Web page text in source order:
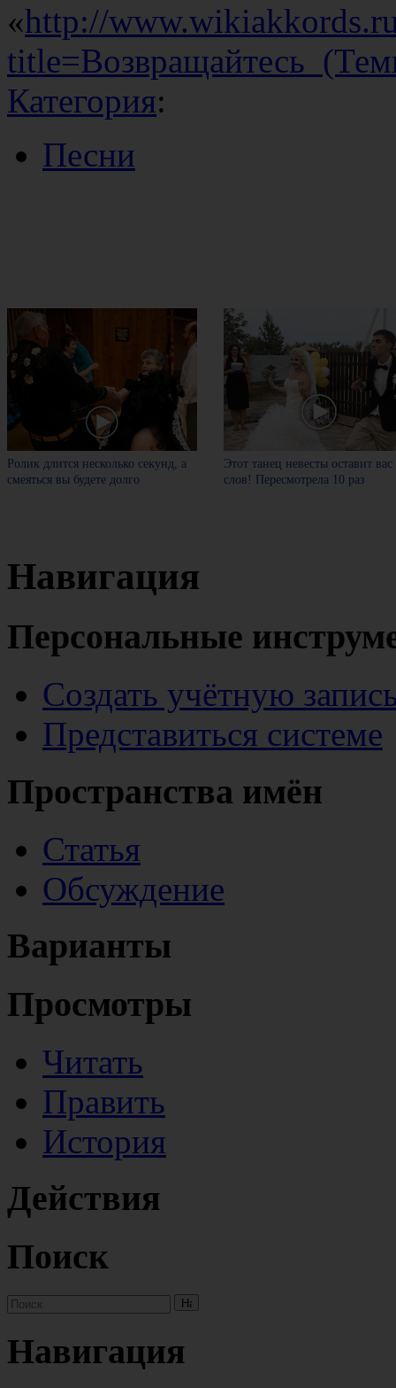
«http://
Категория:
Песни
Ролик длится несколько секунд, а
смеяться вы будете долго
Этот танец невесты оставит вас
слов! Пересмотрела 10 раз
Навигация
Персональные
Создать учётную
Представиться системе
Пространства имён
Статья
Обсуждение
Варианты
Просмотры
Читать
Править
История
Действия
Поиск
Навигация